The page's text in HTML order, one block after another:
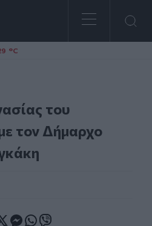
°C
του
τον Δήμαρχο